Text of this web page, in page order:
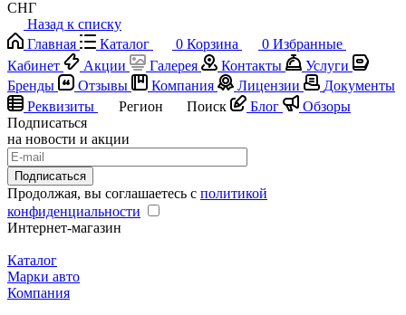
СНГ
Назад к списку
Главная
Каталог 0 Корзина 0 Избранные
Кабинет
Акции Галерея Контакты
Услуги
Бренды
Отзывы Компания Лицензии
Документы
Реквизиты
Регион Поиск Блог
Обзоры
Подписаться
на новости и акции
Подписаться
Продолжая, вы соглашаетесь с политикой
конфиденциальности
Интернет-магазин
Каталог
Марки авто
Компания